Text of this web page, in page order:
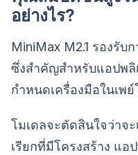
อย่างไร?
MiniMax M2.1 รองรับ
ซึ่งสำคัญสำหรับแอปพ
กำหนดเครื่องมือในเพ
โมเดลจะตัดสินใจว่าจ
เรียกที่มีโครงสร้าง แ